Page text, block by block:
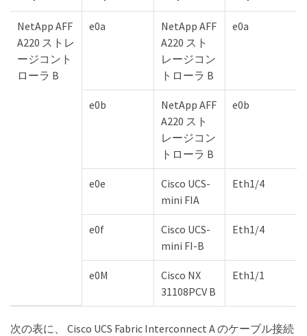
NetApp AFF
A220 ストレ
ージコント
ローラ B
e0a
NetApp AFF
A220 スト
レージコン
トローラ B
e0a
e0b
NetApp AFF
A220 スト
レージコン
トローラ B
e0b
e0e
Cisco UCS-
mini FIA
Eth1/4
e0f
Cisco UCS-
mini FI-B
Eth1/4
e0M
Cisco NX
31108PCV B
Eth1/1
次の表に、 Cisco UCS Fabric Interconnect A のケーブル接続